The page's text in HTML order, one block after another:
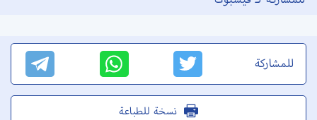
للمشاركة
نسخة للطباعة